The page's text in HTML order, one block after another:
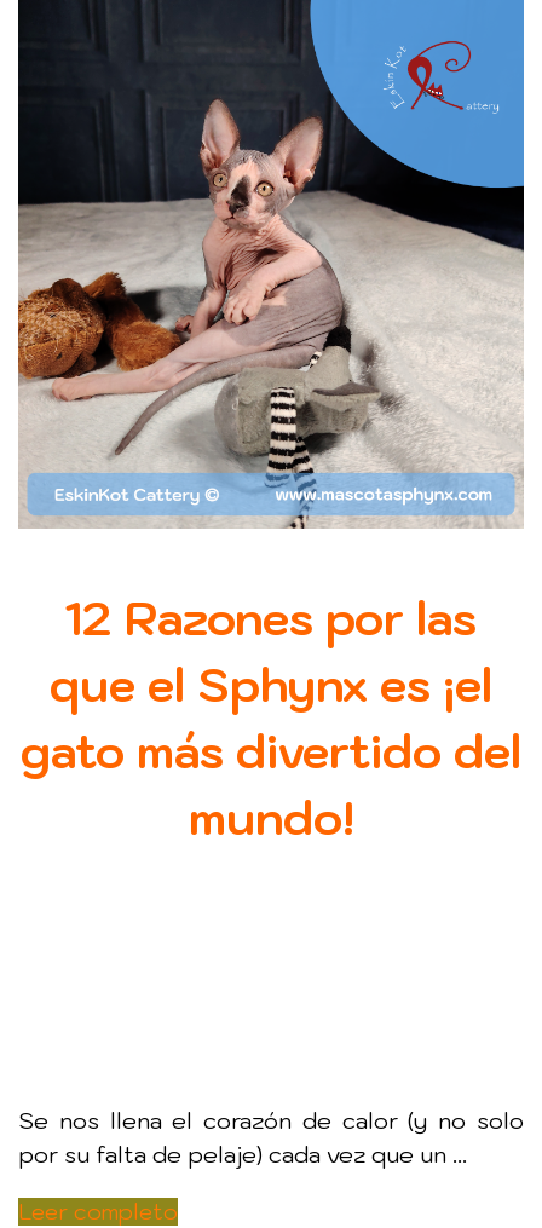
12 Razones por las
que el Sphynx es ¡el
gato más divertido del
mundo!
Se nos llena el corazón de calor (y no solo
por su falta de pelaje) cada vez que un ...
Leer completo